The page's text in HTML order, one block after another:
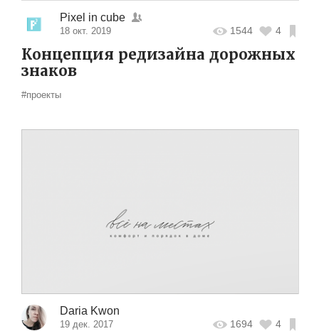
Pixel in cube
18 окт. 2019 1544 4
Концепция редизайна дорожных
знаков
#проекты
Daria Kwon
19 дек. 2017 1694 4